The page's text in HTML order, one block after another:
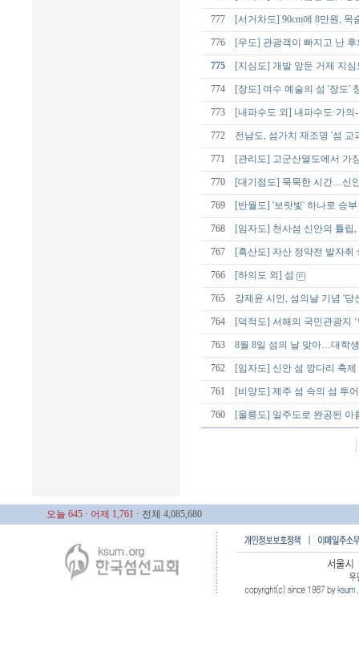
777 [서거차도] 90cm에 8만원,
776 [우도] 관광객이 빠지고 난 후
775 [지심도] 개발 앞둔 거제 지
774 [장도] 여수 예술의 섬 '장도'
773 [내파수도 외] 내파수도·가의
772 전남도, 섬가치 재조명 '섬 교
771 [관리도] 고군산열도에서 가
770 [대기점도] 묵묵한 시간…신
769 [반월도] '보랏빛' 하나로 승
768 [임자도] 천사섬 신안의 튤립
767 [흑산도] 자산 정약전 발자취
766 [하의도 외] 섬
765 강제윤 시인, 섬의날 기념 '당
764 [덕적도] 서해의 국민관광지
763 8월 8일 섬의 날 맞아…대학
762 [임자도] 신안 섬 깡다리 축
761 [비양도] 제주 섬 속의 섬 투
760 [울릉도] 일주도로 완공된 아
오늘 645 · 어제 1,761 · 전체 4,085,680